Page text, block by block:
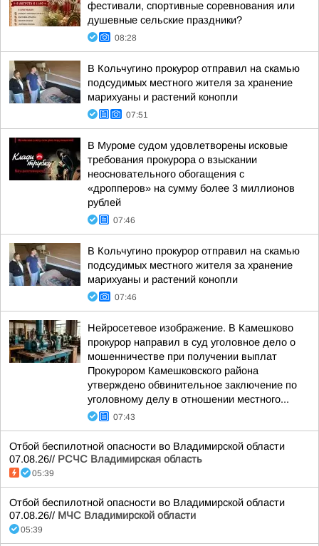
фестивали, спортивные соревнования или
душевные сельские праздники?
08:28
В Кольчугино прокурор отправил на скамью
подсудимых местного жителя за хранение
марихуаны и растений конопли
07:51
В Муроме судом удовлетворены исковые
требования прокурора о взыскании
неосновательного обогащения с
«дропперов» на сумму более 3 миллионов
рублей
07:46
В Кольчугино прокурор отправил на скамью
подсудимых местного жителя за хранение
марихуаны и растений конопли
07:46
Нейросетевое изображение. В Камешково
прокурор направил в суд уголовное дело о
мошенничестве при получении выплат
Прокурором Камешковского района
утверждено обвинительное заключение по
уголовному делу в отношении местного...
07:43
Отбой беспилотной опасности во Владимирской области
07.08.26// РСЧС Владимирская область
05:39
Отбой беспилотной опасности во Владимирской области
07.08.26// МЧС Владимирской области
05:39